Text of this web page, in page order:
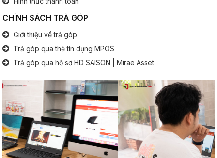
Bàn phím
Bàn phím số:
.............................................................................................
Đèn phím:Có
Pin (Battery)
Thông tin pin: 6 Cell
Thông tin khác
Hệ điều hành:Window 10 Professional
CHÍNH SÁCH TRẢ GÓP
Giới thiệu về trả góp
Trả góp qua thẻ tín dụng MPOS
Trả góp qua hồ sơ HD SAISON | Mirae Asset